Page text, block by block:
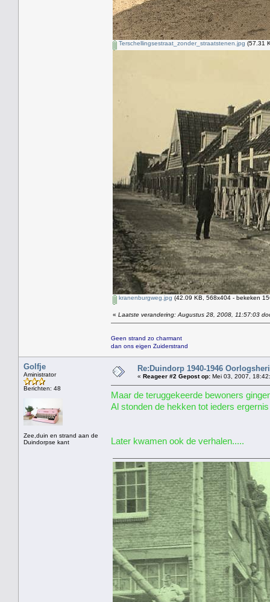
Terschellingsestraat_zonder_straatstenen.jpg (57.31
kranenburgweg.jpg (42.09 KB, 568x404 - bekeken
« Laatste verandering: Augustus 28, 2008, 11:57:03
Geen strand zo charmant
dan ons eigen Zuiderstrand
Golfje
Aministrator
Berichten: 48
Zee,duin en strand aan de
Duindorpse kant
Re:Duindorp 1940-1946
« Reageer #2 Gepost op: Mei 03, 2007,
Maar de teruggekeerde bewoners
Al stonden de hekken tot ieders
Later kwamen ook de verhalen.....